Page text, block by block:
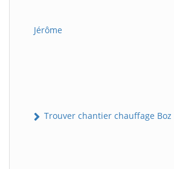
Jérôme
Trouver chantier chauffage Boz